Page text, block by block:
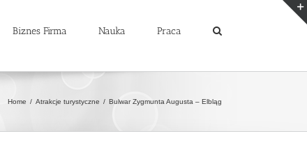
Biznes Firma Nauka Praca
Home / Atrakcje turystyczne / Bulwar Zygmunta Augusta – Elbląg